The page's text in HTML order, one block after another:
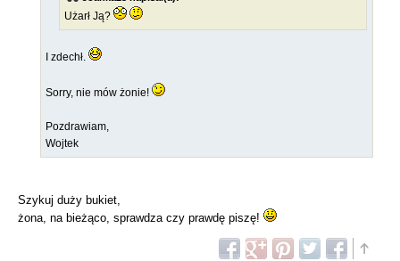
Użarł Ją?
I zdechł.
Sorry, nie mów żonie!
Pozdrawiam,
Wojtek
Szykuj duży bukiet,
żona, na bieżąco, sprawdza czy prawdę piszę!